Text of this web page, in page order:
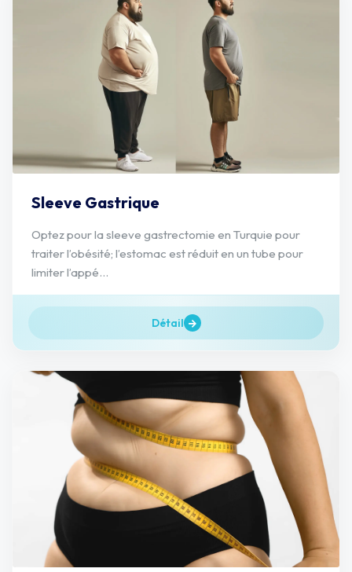
Sleeve Gastrique
Optez pour la sleeve gastrectomie en Turquie pour
traiter l’obésité; l’estomac est réduit en un tube pour
limiter l’appé...
Détail